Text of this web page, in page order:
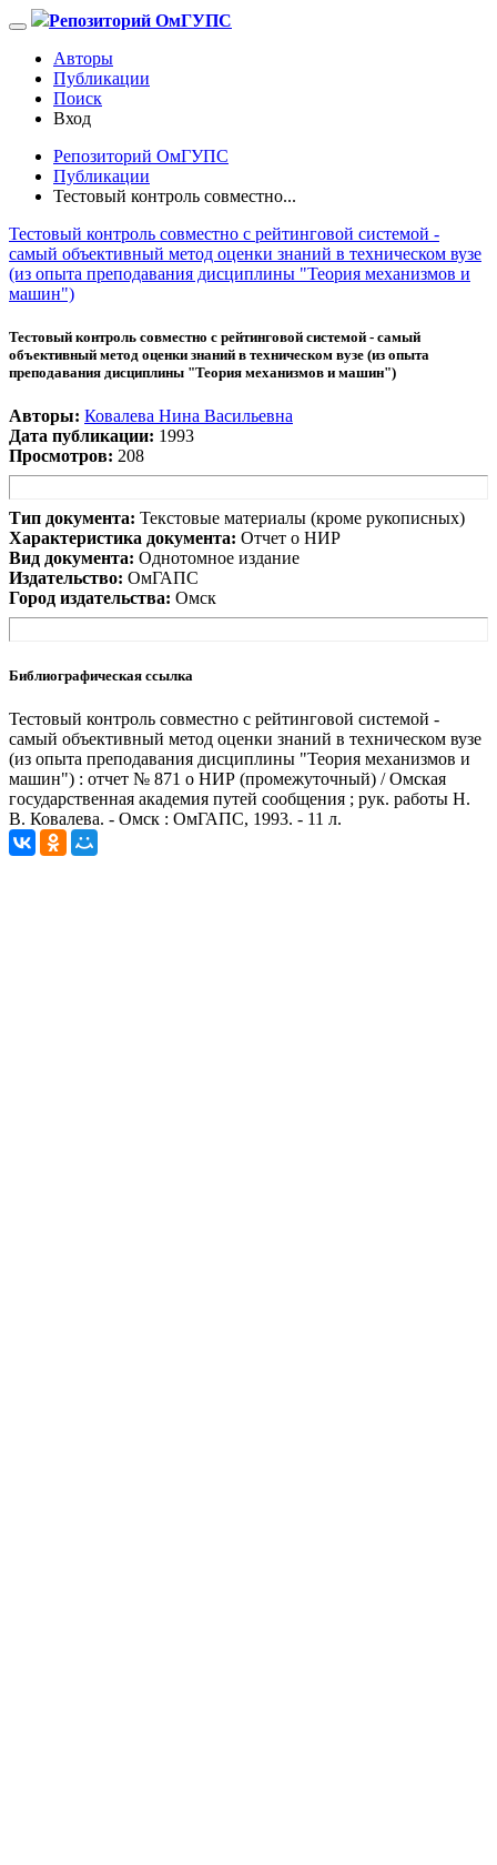
Репозиторий ОмГУПС
Авторы
Публикации
Поиск
Вход
Репозиторий ОмГУПС
Публикации
Тестовый контроль совместно...
Тестовый контроль совместно с рейтинговой системой -
самый объективный метод оценки знаний в техническом вузе
(из опыта преподавания дисциплины "Теория механизмов и
машин")
Тестовый контроль совместно с рейтинговой системой - самый
объективный метод оценки знаний в техническом вузе (из опыта
преподавания дисциплины "Теория механизмов и машин")
Авторы: Ковалева Нина Васильевна
Дата публикации: 1993
Просмотров: 208
Тип документа: Текстовые материалы (кроме рукописных)
Характеристика документа: Отчет о НИР
Вид документа: Однотомное издание
Издательство: ОмГАПС
Город издательства: Омск
Библиографическая ссылка
Тестовый контроль совместно с рейтинговой системой -
самый объективный метод оценки знаний в техническом вузе
(из опыта преподавания дисциплины "Теория механизмов и
машин") : отчет № 871 о НИР (промежуточный) / Омская
государственная академия путей сообщения ; рук. работы Н.
В. Ковалева. - Омск : ОмГАПС, 1993. - 11 л.